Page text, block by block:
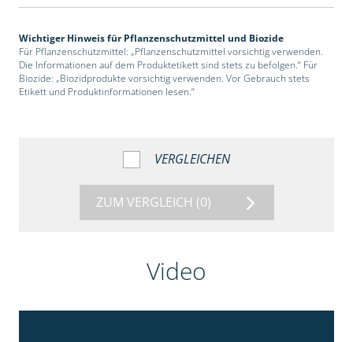
Wichtiger Hinweis für Pflanzenschutzmittel und Biozide
Für Pflanzenschutzmittel: „Pflanzenschutzmittel vorsichtig verwenden.
Die Informationen auf dem Produktetikett sind stets zu befolgen.“ Für
Biozide: „Biozidprodukte vorsichtig verwenden. Vor Gebrauch stets
Etikett und Produktinformationen lesen.“
VERGLEICHEN
ZUM VERGLEICH (0)
Video